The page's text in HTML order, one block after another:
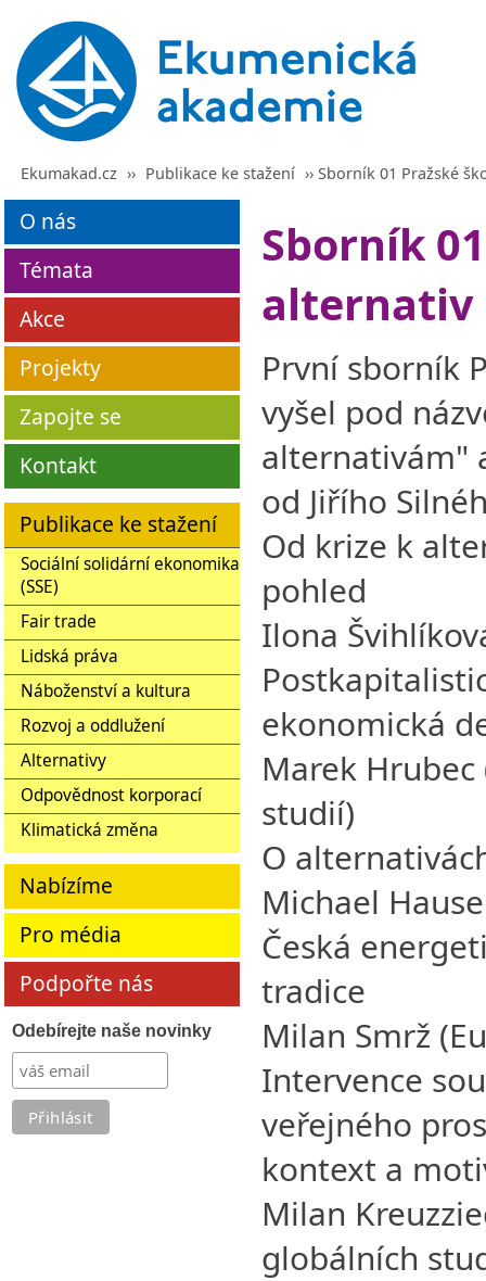
Ekumakad.cz ›› Publikace ke stažení ›› Sborník 01 Pražské
O nás
Témata
Akce
Projekty
Zapojte se
Kontakt
Publikace ke stažení
Sociální solidární ekonomika
(SSE)
Fair trade
Lidská práva
Náboženství a kultura
Rozvoj a oddlužení
Alternativy
Odpovědnost korporací
Klimatická změna
Nabízíme
Pro média
Podpořte nás
Odebírejte naše novinky
Sborník
alternativ
První sborník
vyšel pod
alternativám"
od Jiřího
Od krize k
pohled
Ilona
ekonomická
Marek
studií)
O
Michael
Česká
tradice
Milan Smrž
Intervence
veřejného
kontext a
Milan
globálních